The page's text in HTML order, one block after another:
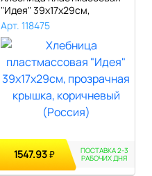
"Идея" 39x17x29см,
прозрачная кр..
Арт. 118475
1547.93₽ ПОСТАВКА 2-3
РАБОЧИХ ДНЯ